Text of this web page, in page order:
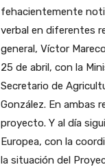
fehacientemente
verbal en diferentes
general, Víctor
25 de abril, con la
Secretario de
González. En ambas
proyecto. Y al día
Europea, con la
la situación del